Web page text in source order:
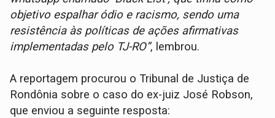
objetivo espalhar ódio e racismo, sendo uma
resistência às políticas de ações afirmativas
implementadas pelo TJ-RO”, lembrou.
A reportagem procurou o Tribunal de Justiça de
Rondônia sobre o caso do ex-juiz José Robson,
que enviou a seguinte resposta: